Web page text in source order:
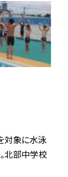
対象に水泳
北部中学校